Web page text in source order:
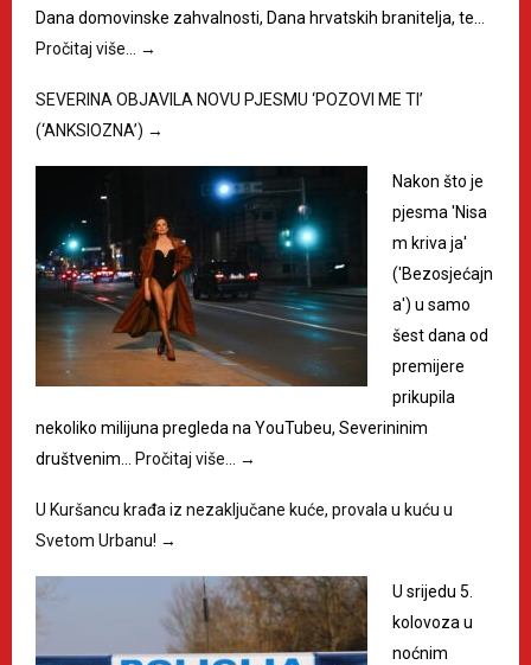
Dana domovinske zahvalnosti, Dana hrvatskih branitelja, te…
Pročitaj više… →
SEVERINA OBJAVILA NOVU PJESMU ‘POZOVI ME TI’
(‘ANKSIOZNA’) →
Nakon što je
pjesma 'Nisa
m kriva ja'
('Bezosjećajn
a') u samo
šest dana od
premijere
prikupila
nekoliko milijuna pregleda na YouTubeu, Severininim
društvenim… Pročitaj više… →
U Kuršancu krađa iz nezaključane kuće, provala u kuću u
Svetom Urbanu! →
U srijedu 5.
kolovoza u
noćnim